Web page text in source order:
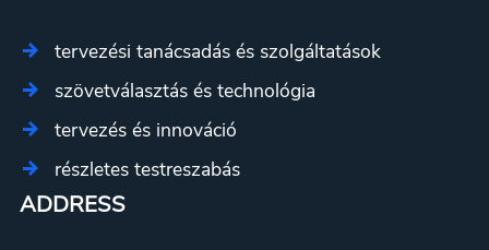
tervezési tanácsadás és szolgáltatások
szövetválasztás és technológia
tervezés és innováció
részletes testreszabás
ADDRESS